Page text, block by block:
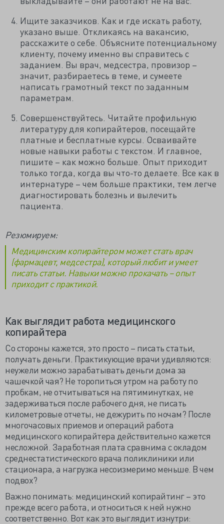
Ищите заказчиков. Как и где искать работу,
указано выше. Откликаясь на вакансию,
расскажите о себе. Объясните потенциальному
клиенту, почему именно вы справитесь с
заданием. Вы врач, медсестра, провизор –
значит, разбираетесь в теме, и сумеете
написать грамотный текст по заданным
параметрам.
Совершенствуйтесь. Читайте профильную
литературу для копирайтеров, посещайте
платные и бесплатные курсы. Осваивайте
новые навыки работы с текстом. И главное,
пишите – как можно больше. Опыт приходит
только тогда, когда вы что-то делаете. Все как в
интернатуре – чем больше практики, тем легче
диагностировать болезнь и вылечить
пациента.
Резюмируем:
Медицинским копирайтером может стать врач
(фармацевт, медсестра), который любит и умеет
писать статьи. Навыки можно прокачать – опыт
приходит с практикой.
Как выглядит работа медицинского
копирайтера
Со стороны кажется, это просто – писать статьи,
получать деньги. Практикующие врачи удивляются:
неужели можно зарабатывать деньги дома за
чашечкой чая? Не торопиться утром на работу по
пробкам, не отчитываться на пятиминутках, не
задерживаться после рабочего дня, не писать
километровые отчеты, не дежурить по ночам? После
многочасовых приемов и операций работа
медицинского копирайтера действительно кажется
несложной. Заработная плата сравнима с окладом
среднестатистического врача поликлиники или
стационара, а нагрузка несоизмеримо меньше. В чем
подвох?
Важно понимать: медицинский копирайтинг – это
прежде всего работа, и относиться к ней нужно
соответственно. Вот как это выглядит изнутри: